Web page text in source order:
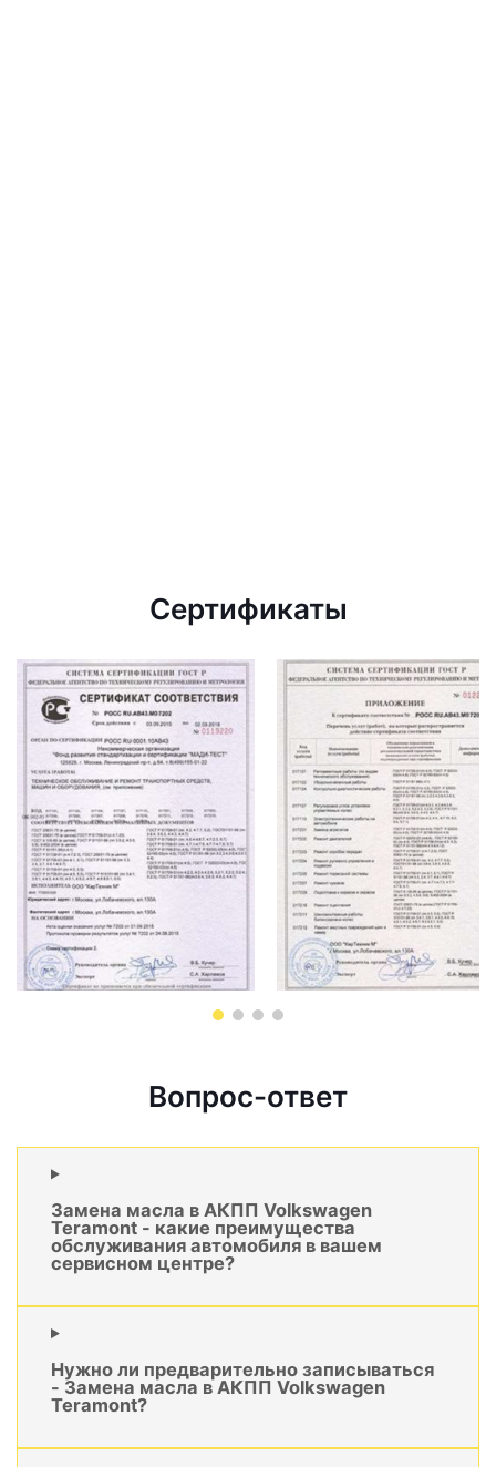
Сертификаты
Вопрос-ответ
Замена масла в АКПП Volkswagen
Teramont - какие преимущества
обслуживания автомобиля в вашем
сервисном центре?
Нужно ли предварительно записываться
- Замена масла в АКПП Volkswagen
Teramont?